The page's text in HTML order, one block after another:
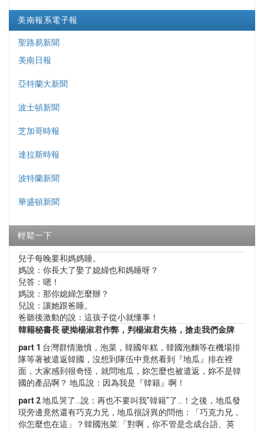
美南報系電子報
聖路易新聞
美南日報
亞特蘭大新聞
波士頓新聞
芝加哥時報
達拉斯時報
波特蘭新聞
華盛頓新聞
輕鬆一下
兒子每晚要和媽媽睡。
媽說：你長大了娶了媳婦也和媽睡呀？
兒答：嗯！
媽說：那你媳婦怎麼辦？
兒說：讓她跟爸睡。
爸聽後激動的說：這孩子從小就懂事！
韓籍秘書長 硬拗楊淑君作弊，判楊淑君失格，搶走我們金牌
part 1 台灣群情激憤，泡菜，韓國年糕，韓國泡麵等在機場排
隊等著被遣返韓國，沒想到隊伍中竟然看到『地瓜』排在裡
面，大家感到很奇怪，就問地瓜，妳怎麼也被遣返，妳不是韓
國的產品啊？ 地瓜說：因為我是『韓籍』啊！
part 2地瓜哭了…說：再也不要叫我"韓籍"了…！之後，地瓜發
現旁邊竟然還有巧克力兄，地瓜很訝異的問他：「巧克力兄，
你怎麼也在這」？韓國泡菜:「對啊，你不管是念成台語、英